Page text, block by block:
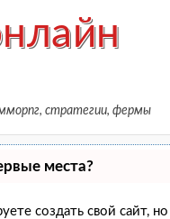
мморпг, стратегии, фермы
места?
создать свой сайт,